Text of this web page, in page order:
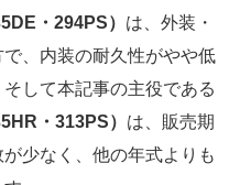
・294PS） は、外装・
、内装の耐久性がやや低
して本記事の主役である
・313PS） は、販売期
少なく、他の年式よりも